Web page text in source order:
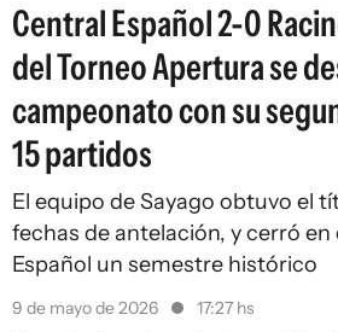
Central Español 2-0
del Torneo Apertura se
campeonato con su
15 partidos
El equipo de Sayago obtuvo el
fechas de antelación, y cerró
Español un semestre histórico
9 de mayo de 2026 17:27 hs